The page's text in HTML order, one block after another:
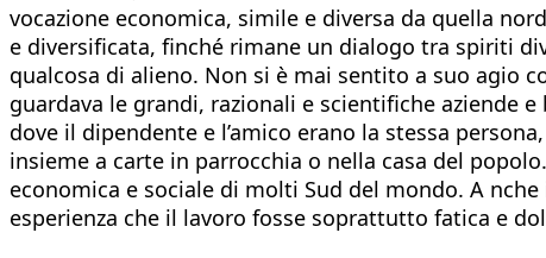
vocazione economica, simile e diversa da quella
e diversificata, finché rimane un dialogo tra spiriti
qualcosa di alieno. Non si è mai sentito a suo agio
guardava le grandi, razionali e scientifiche aziende
dove il dipendente e l’amico erano la stessa
insieme a carte in parrocchia o nella casa del
economica e sociale di molti Sud del mondo. A
esperienza che il lavoro fosse soprattutto fatica e